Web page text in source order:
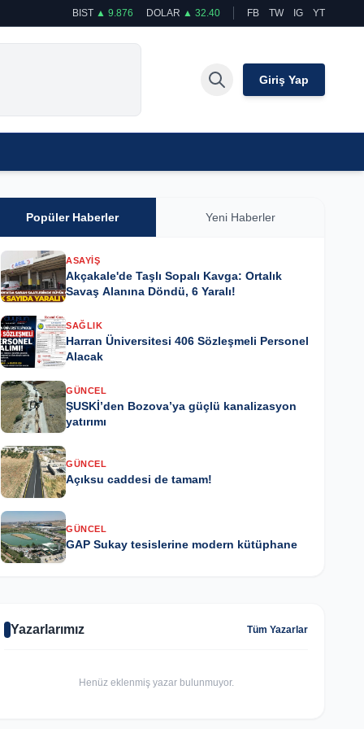
BIST ▲ 9.876 DOLAR ▲ 32.40 FB TW IG YT
Giriş Yap
Popüler Haberler Yeni Haberler
ASAYIŞ
Akçakale'de Taşlı Sopalı Kavga: Ortalık
Savaş Alanına Döndü, 6 Yaralı!
SAĞLIK
Harran Üniversitesi 406 Sözleşmeli Personel
Alacak
GÜNCEL
ŞUSKİ’den Bozova’ya güçlü kanalizasyon
yatırımı
GÜNCEL
Açıksu caddesi de tamam!
GÜNCEL
GAP Sukay tesislerine modern kütüphane
Yazarlarımız Tüm Yazarlar
Henüz eklenmiş yazar bulunmuyor.